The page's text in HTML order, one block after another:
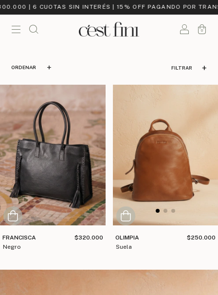
SIN INTERÉS | 15% OFF PAGANDO POR TRANSFERENCIA
0
FILTRAR
FRANCISCA
negro
$320.000
OLIMPIA
suela
$250.000